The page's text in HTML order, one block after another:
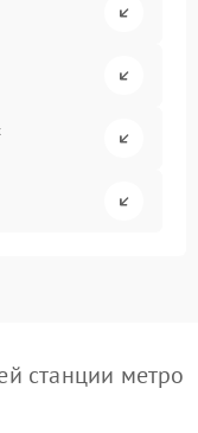
станции метро